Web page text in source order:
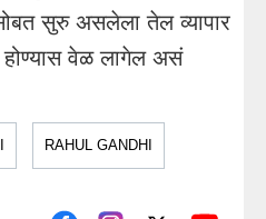
सुरु असलेला तेल व्यापार
होण्यास वेळ लागेल असं
RAHUL GANDHI